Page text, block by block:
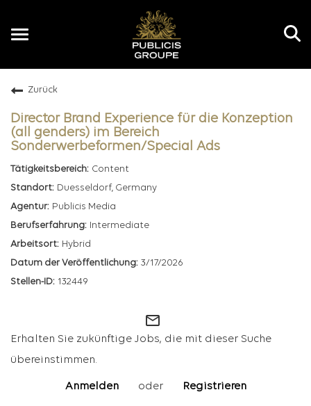
Toggle
Zurück
Director Brand Experience für die Konzeption
(all genders) im Bereich
Sonderwerbeformen/Special Ads
Content
Duesseldorf, Germany
Publicis Media
Intermediate
Hybrid
3/17/2026
132449
mail_outline
Erhalten Sie zukünftige Jobs, die mit dieser Suche
übereinstimmen.
Anmelden oder Registrieren